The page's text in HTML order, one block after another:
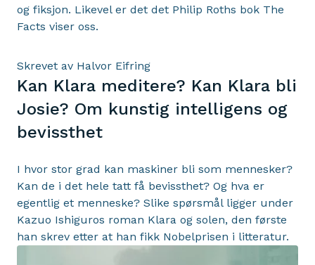
og fiksjon. Likevel er det det Philip Roths bok The
Facts viser oss.
Skrevet av Halvor Eifring
Kan Klara meditere? Kan Klara bli
Josie? Om kunstig intelligens og
bevissthet
I hvor stor grad kan maskiner bli som mennesker?
Kan de i det hele tatt få bevissthet? Og hva er
egentlig et menneske? Slike spørsmål ligger under
Kazuo Ishiguros roman Klara og solen, den første
han skrev etter at han fikk Nobelprisen i litteratur.